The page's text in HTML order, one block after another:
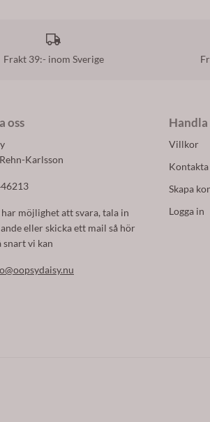
Frakt 39:- inom Sverige
oss
Karlsson
möjlighet att svara, tala in
eller skicka ett mail så hör
snart vi kan
Handla
Villkor
Kontakta
Skapa
Logga in